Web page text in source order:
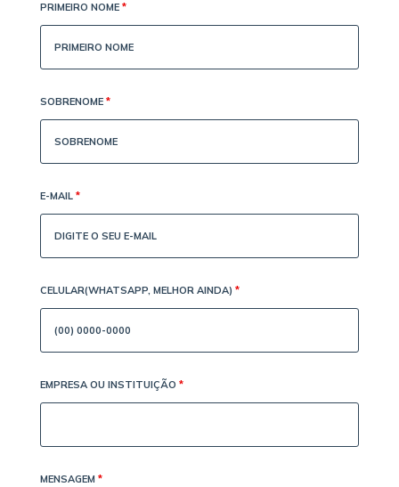
PRIMEIRO NOME *
SOBRENOME *
E-MAIL *
CELULAR(WHATSAPP, MELHOR AINDA) *
EMPRESA OU INSTITUIÇÃO *
MENSAGEM *